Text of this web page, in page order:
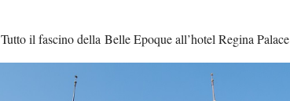
Tutto il fascino della Belle Epoque all’hotel Regina Palace